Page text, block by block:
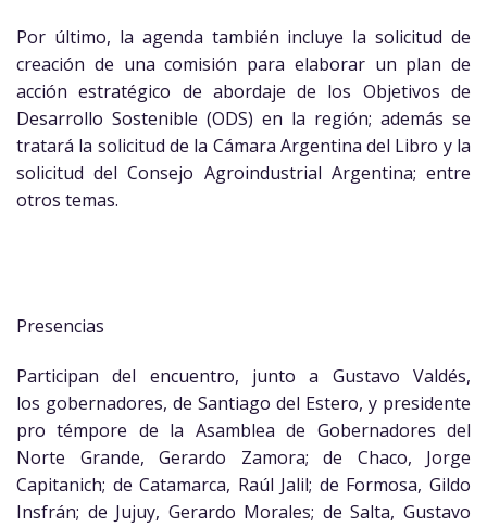
Por último, la agenda también incluye la solicitud de
creación de una comisión para elaborar un plan de
acción estratégico de abordaje de los Objetivos de
Desarrollo Sostenible (ODS) en la región; además se
tratará la solicitud de la Cámara Argentina del Libro y la
solicitud del Consejo Agroindustrial Argentina; entre
otros temas.
Presencias
Participan del encuentro, junto a Gustavo Valdés,
los gobernadores, de Santiago del Estero, y presidente
pro témpore de la Asamblea de Gobernadores del
Norte Grande, Gerardo Zamora; de Chaco, Jorge
Capitanich; de Catamarca, Raúl Jalil; de Formosa, Gildo
Insfrán; de Jujuy, Gerardo Morales; de Salta, Gustavo